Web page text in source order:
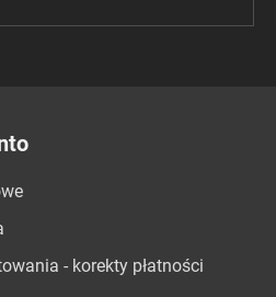
- korekty płatności